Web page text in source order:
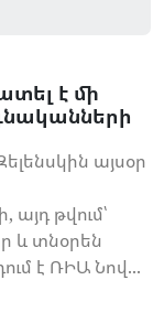
է մի
այսօր
թվում՝
և տնօրեն
է ՌԻԱ Նով...